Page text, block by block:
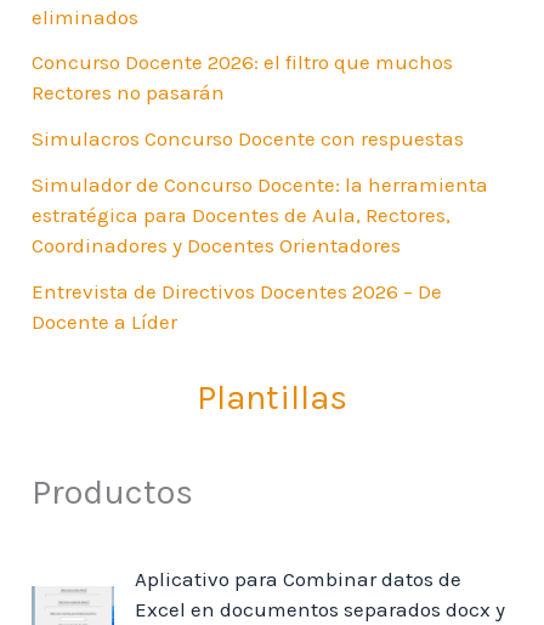
eliminados
Concurso Docente 2026: el filtro que muchos
Rectores no pasarán
Simulacros Concurso Docente con respuestas
Simulador de Concurso Docente: la herramienta
estratégica para Docentes de Aula, Rectores,
Coordinadores y Docentes Orientadores
Entrevista de Directivos Docentes 2026 – De
Docente a Líder
Plantillas
Productos
Aplicativo para Combinar datos de
Excel en documentos separados docx y